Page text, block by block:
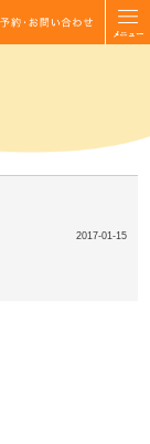
2017-01-15